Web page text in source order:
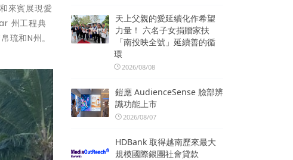
來賓展現愛
州工程典
琉和N州。
天上父親的愛延續化作希望
力量！ 六名子女捐贈家扶
「南投映全號」延續善的循
環
2026/08/08
鎧應 AudienceSense 臉部辨
識功能上市
2026/08/07
HDBank 取得越南歷來最大
規模國際銀團社會貸款